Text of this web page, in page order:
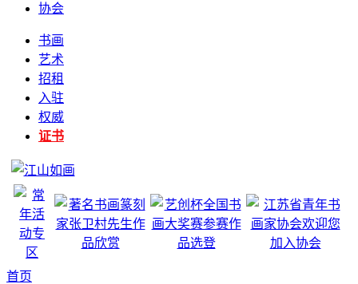
协会
书画
艺术
招租
入驻
权威
证书
首页